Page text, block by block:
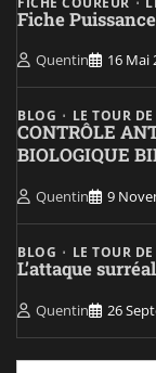
Fiche
Quentin 16 Mai
BLOG LE TOUR
CONTRÔLE
BIOLOGIQUE
Quentin 9
BLOG LE TOUR
L’attaque
Quentin 26
Saisissez votre adresse e-mail…